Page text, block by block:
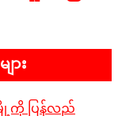
ား
ကို ပြန်လည်